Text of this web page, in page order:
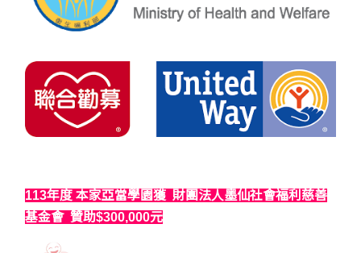
113年度 本家亞當學園獲 財團法人墨仙社會福利慈善
基金會 贊助$300,000元